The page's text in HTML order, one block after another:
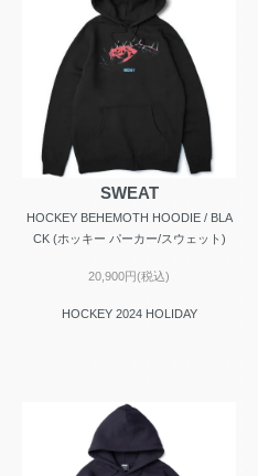
SWEAT
HOCKEY BEHEMOTH HOODIE / BLA
CK (ホッキー パーカー/スウェット)
20,900円(税込)
HOCKEY 2024 HOLIDAY